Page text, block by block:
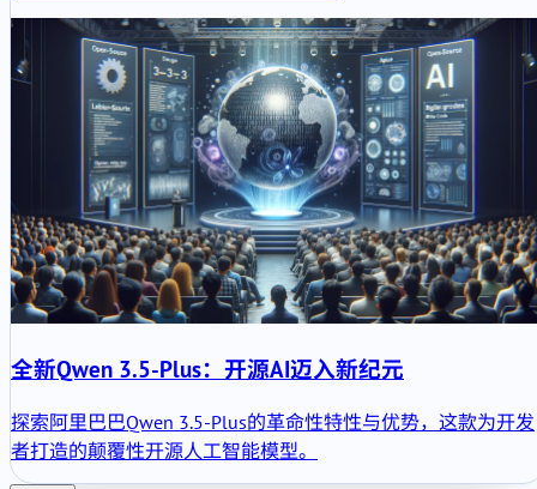
全新Qwen 3.5-Plus：开源AI迈入新纪元
探索阿里巴巴Qwen 3.5-Plus的革命性特性与优势，这款为开发
者打造的颠覆性开源人工智能模型。